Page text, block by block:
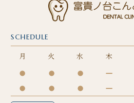
SCHEDULE
月 火 水 木